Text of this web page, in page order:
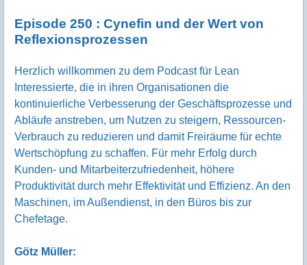
Episode 250 : Cynefin und der Wert von
Reflexionsprozessen
Herzlich willkommen zu dem Podcast für Lean
Interessierte, die in ihren Organisationen die
kontinuierliche Verbesserung der Geschäftsprozesse und
Abläufe anstreben, um Nutzen zu steigern, Ressourcen-
Verbrauch zu reduzieren und damit Freiräume für echte
Wertschöpfung zu schaffen. Für mehr Erfolg durch
Kunden- und Mitarbeiterzufriedenheit, höhere
Produktivität durch mehr Effektivität und Effizienz. An den
Maschinen, im Außendienst, in den Büros bis zur
Chefetage.
Götz Müller: